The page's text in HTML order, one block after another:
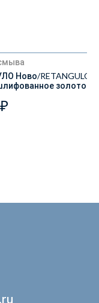
Ново/RETANGULO
золото